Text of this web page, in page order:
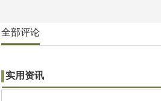
全部评论
实用资讯